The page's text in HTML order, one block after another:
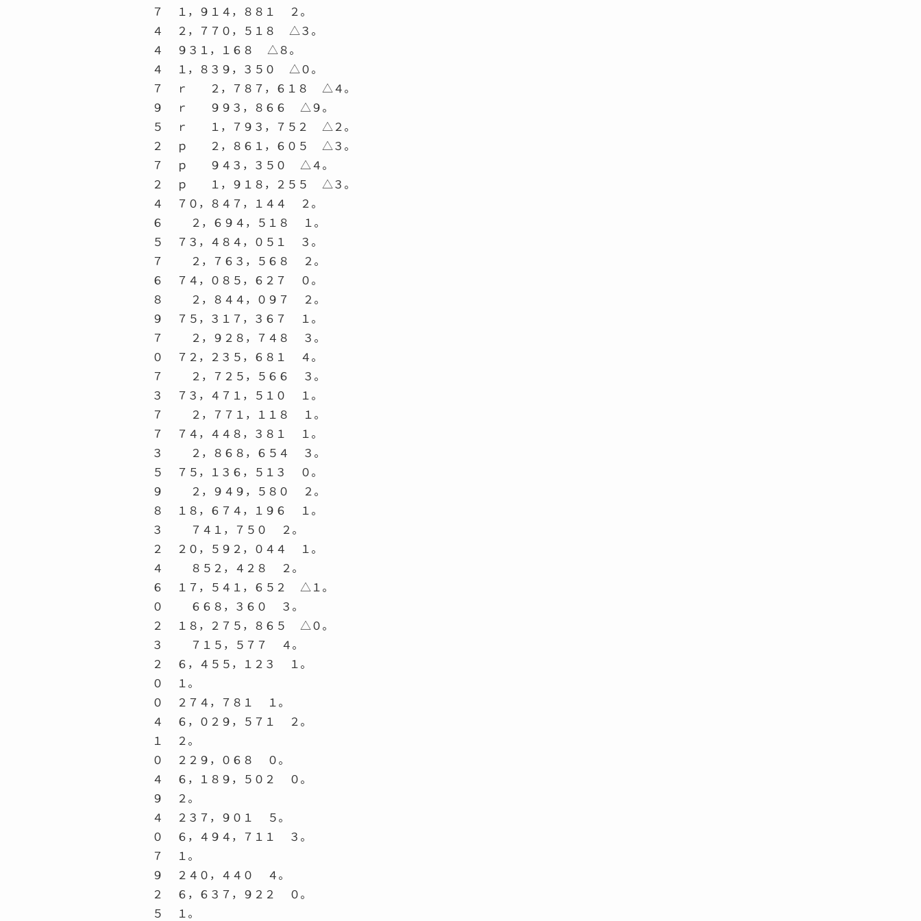
７ １，９１４，８８１ ２。
４ ２，７７０，５１８ △３。
４ ９３１，１６８ △８。
４ １，８３９，３５０ △０。
７ ｒ ２，７８７，６１８ △４。
９ ｒ ９９３，８６６ △９。
５ ｒ １，７９３，７５２ △２。
２ ｐ ２，８６１，６０５ △３。
７ ｐ ９４３，３５０ △４。
２ ｐ １，９１８，２５５ △３。
４ ７０，８４７，１４４ ２。
６ ２，６９４，５１８ １。
５ ７３，４８４，０５１ ３。
７ ２，７６３，５６８ ２。
６ ７４，０８５，６２７ ０。
８ ２，８４４，０９７ ２。
９ ７５，３１７，３６７ １。
７ ２，９２８，７４８ ３。
０ ７２，２３５，６８１ ４。
７ ２，７２５，５６６ ３。
３ ７３，４７１，５１０ １。
７ ２，７７１，１１８ １。
７ ７４，４４８，３８１ １。
３ ２，８６８，６５４ ３。
５ ７５，１３６，５１３ ０。
９ ２，９４９，５８０ ２。
８ １８，６７４，１９６ １。
３ ７４１，７５０ ２。
２ ２０，５９２，０４４ １。
４ ８５２，４２８ ２。
６ １７，５４１，６５２ △１。
０ ６６８，３６０ ３。
２ １８，２７５，８６５ △０。
３ ７１５，５７７ ４。
２ ６，４５５，１２３ １。
０ １。
０ ２７４，７８１ １。
４ ６，０２９，５７１ ２。
１ ２。
０ ２２９，０６８ ０。
４ ６，１８９，５０２ ０。
９ ２。
４ ２３７，９０１ ５。
０ ６，４９４，７１１ ３。
７ １。
９ ２４０，４４０ ４。
２ ６，６３７，９２２ ０。
５ １。